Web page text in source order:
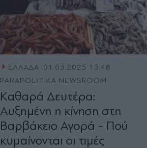
ΕΛΛΑΔΑ
01.03.2025 13:48
PARAPOLITIKA NEWSROOM
Kαθαρά Δευτέρα:
Αυξημένη η κίνηση στη
Βαρβάκειο Αγορά - Πού
κυμαίνονται οι τιμές